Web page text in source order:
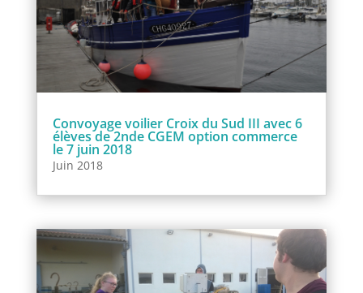
Convoyage voilier Croix du Sud III avec 6
élèves de 2nde CGEM option commerce
le 7 juin 2018
Juin 2018